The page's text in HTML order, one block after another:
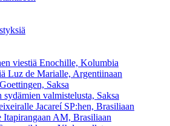
viestiä Enochille, Kolumbia
Luz de Marialle, Argentiinaan
Saksa
valmistelusta, Saksa
Jacareí SP:hen, Brasiliaan
AM, Brasiliaan